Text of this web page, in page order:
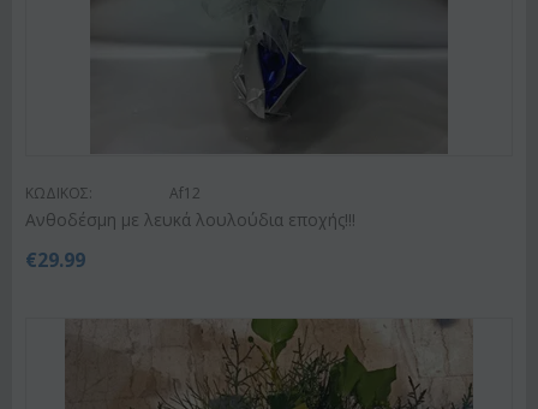
ΚΩΔΙΚΟΣ: Af12
Ανθοδέσμη με λευκά λουλούδια εποχής!!!
€29.99